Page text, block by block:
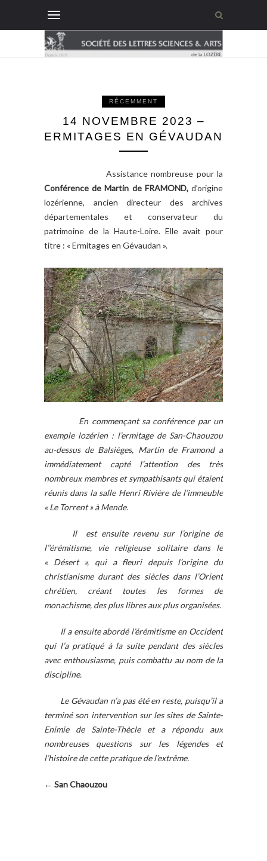
RÉCEMMENT
14 NOVEMBRE 2023 –
ERMITAGES EN GÉVAUDAN
Assistance nombreuse pour la
Conférence de Martin de FRAMOND, d’origine
lozérienne, ancien directeur des archives
départementales et conservateur du
patrimoine de la Haute-Loire. Elle avait pour
titre : « Ermitages en Gévaudan ».
En commençant sa conférence par un
exemple lozérien : l’ermitage de San-Chaouzou
au-dessus de Balsièges, Martin de Framond a
immédiatement capté l’attention des très
nombreux membres et sympathisants qui étaient
réunis dans la salle Henri Rivière de l’immeuble
« Le Torrent » à Mende.
Il est ensuite revenu sur l’origine de
l’’érémitisme, vie religieuse solitaire dans le
« Désert », qui a fleuri depuis l’origine du
christianisme durant des siècles dans l’Orient
chrétien, créant toutes les formes de
monachisme, des plus libres aux plus organisées.
Il a ensuite abordé l’érémitisme en Occident
quil’a pratiqué à la suite pendant des siècles
avec enthousiasme, puis combattu au nom de la
discipline.
Le Gévaudan n’a pas été en reste, puisqu’il a
terminé son intervention sur les sites de Sainte-
Enimie de Sainte-Thècle et a répondu aux
nombreuses questions sur leslégendes et
l’histoire de cette pratique de l’extrême.
← San Chaouzou